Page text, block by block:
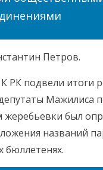
Петров.
РК подвели итоги
Мажилиса
жеребьевки был
названий
бюллетенях.